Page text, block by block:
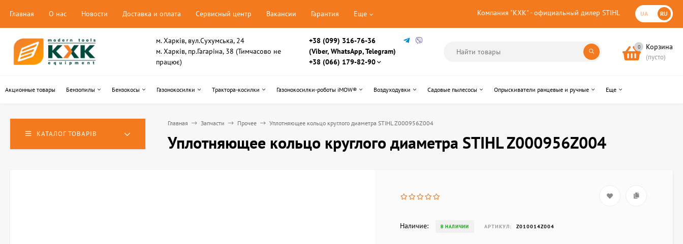
Компания "КХК" - официальный дилер STIHL UA RU
Главная О нас Новости Доставка и оплата Сервисный центр Вакансии Гарантия Еще
м. Харків, вул.Сухумська, 24
м. Харків, пр.Гагаріна, 38 (Тимчасово не
працює)
+38 (099) 316-76-36
(Viber, WhatsApp, Telegram)
+38 (066) 179-82-90
0 Корзина
(пусто)
Акционные товары Бензопилы Бензокосы Газонокосилки Трактора-косилки Газонокосилки-роботы iMOW® Воздуходувки Садовые пылесосы Опрыскиватели ранцевые и ручные Еще
КАТАЛОГ ТОВАРІВ
Главная Запчасти Прочее Уплотняющее кольцо круглого диаметра STIHL Z000956Z004
Уплотняющее кольцо круглого диаметра STIHL Z000956Z004
Наличие: В НАЛИЧИИ АРТИКУЛ: Z010014Z004